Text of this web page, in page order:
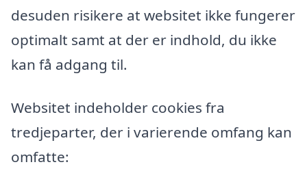
desuden risikere at websitet ikke fungerer
optimalt samt at der er indhold, du ikke
kan få adgang til.
Websitet indeholder cookies fra
tredjeparter, der i varierende omfang kan
omfatte: